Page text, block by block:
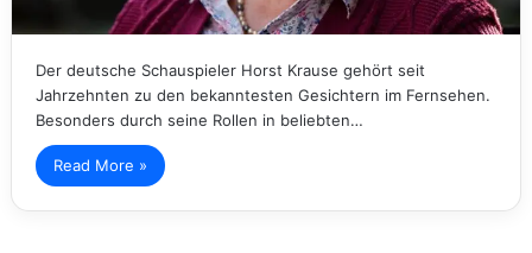
Der deutsche Schauspieler Horst Krause gehört seit
Jahrzehnten zu den bekanntesten Gesichtern im Fernsehen.
Besonders durch seine Rollen in beliebten…
Read More »